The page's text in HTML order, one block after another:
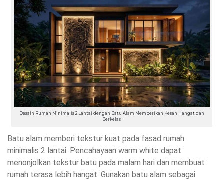
Desain Rumah Minimalis 2 Lantai dengan Batu Alam Memberikan Kesan Hangat dan
Berkelas
Batu alam memberi tekstur kuat pada fasad rumah
minimalis 2 lantai. Pencahayaan warm white dapat
menonjolkan tekstur batu pada malam hari dan membuat
rumah terasa lebih hangat. Gunakan batu alam sebagai